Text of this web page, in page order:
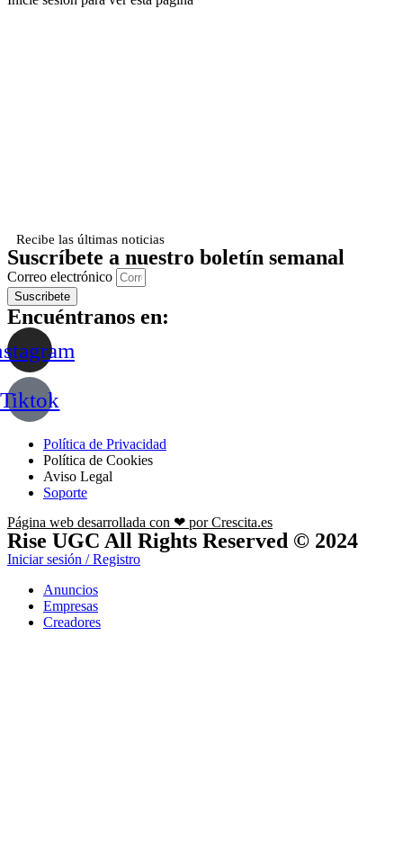
Recibe las últimas noticias
Suscríbete a nuestro boletín semanal
Correo electrónico
Suscribete
Encuéntranos en:
Tiktok
Política de Privacidad
Política de Cookies
Aviso Legal
Soporte
Página web desarrollada con ❤ por Crescita.es
Rise UGC All Rights Reserved © 2024
Iniciar sesión / Registro
Anuncios
Empresas
Creadores